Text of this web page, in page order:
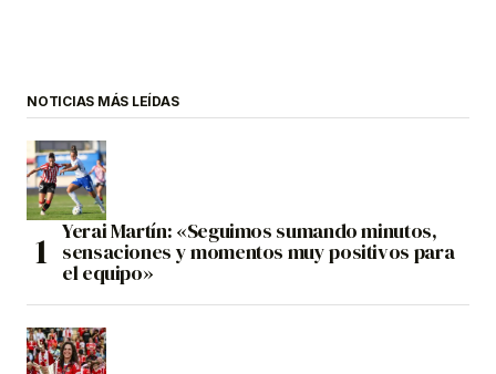
NOTICIAS MÁS LEÍDAS
Yerai Martín: «Seguimos sumando minutos,
sensaciones y momentos muy positivos para
el equipo»